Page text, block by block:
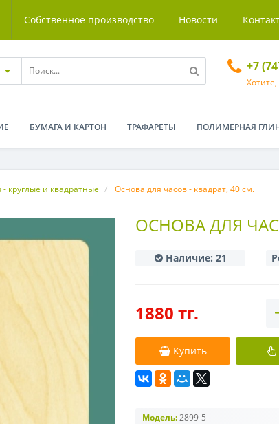
Собственное производство Новости
+7
БУМАГА И КАРТОН ТРАФАРЕТЫ ПОЛИМЕРНАЯ
круглые и квадратные Основа для часов - квадрат, 40 см.
ОСНОВА ДЛЯ
Наличие: 21
1880 тг.
Купить
Модель:2899-5